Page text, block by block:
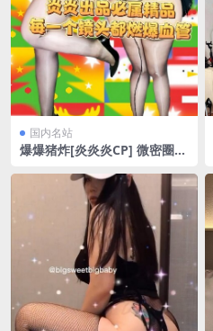
国内名站
爆爆猪炸[炎炎炎CP] 微密圈
MB]